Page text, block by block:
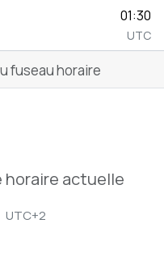
01:30
UTC
horaire actuelle
UTC+2